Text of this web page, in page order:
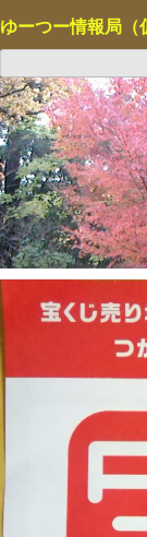
ン
ン
ツ
へ
ス
キ
ッ
プ
ゆーつー情報局（